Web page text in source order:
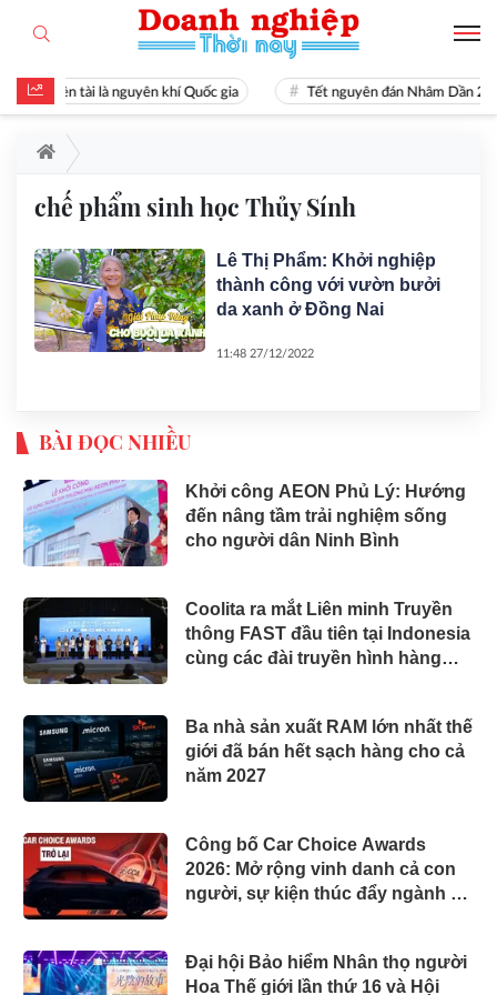
Hiền tài là nguyên khí Quốc gia Tết nguyên đán Nhâm Dần
chế phẩm sinh học Thủy Sính
Lê Thị Phẩm: Khởi nghiệp
thành công với vườn bưởi
da xanh ở Đồng Nai
11:48 27/12/2022
BÀI ĐỌC NHIỀU
Khởi công AEON Phủ Lý: Hướng
đến nâng tầm trải nghiệm sống
cho người dân Ninh Bình
Coolita ra mắt Liên minh Truyền
thông FAST đầu tiên tại Indonesia
cùng các đài truyền hình hàng
Ba nhà sản xuất RAM lớn nhất thế
giới đã bán hết sạch hàng cho cả
năm 2027
Công bố Car Choice Awards
2026: Mở rộng vinh danh cả con
người, sự kiện thúc đẩy ngành xe
Đại hội Bảo hiểm Nhân thọ người
Hoa Thế giới lần thứ 16 và Hội